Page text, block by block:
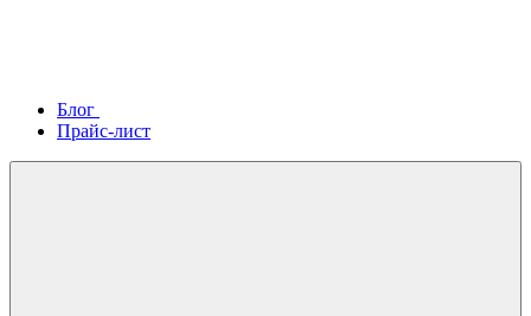
Блог
Прайс-лист